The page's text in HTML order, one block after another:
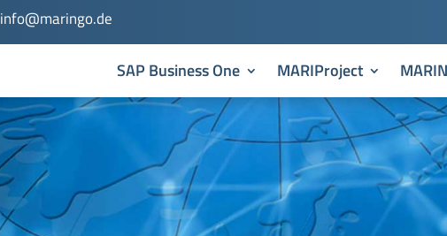
info@maringo.de
SAP Business One MARIProject